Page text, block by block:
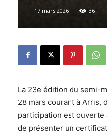
17 mars 2026 36
La 23e édition du semi-
28 mars courant à Arris,
participation est ouverte
de présenter un